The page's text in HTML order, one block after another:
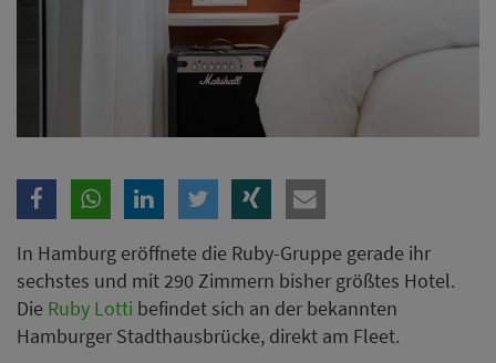
In Hamburg eröffnete die Ruby-Gruppe gerade ihr
sechstes und mit 290 Zimmern bisher größtes Hotel.
Die Ruby Lotti befindet sich an der bekannten
Hamburger Stadthausbrücke, direkt am Fleet.